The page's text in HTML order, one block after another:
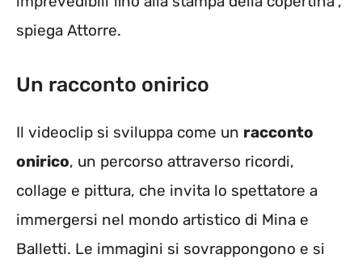
spiega Attorre.
Un racconto onirico
Il videoclip si sviluppa come un racconto
onirico, un percorso attraverso ricordi,
collage e pittura, che invita lo spettatore a
immergersi nel mondo artistico di Mina e
Balletti. Le immagini si sovrappongono e si